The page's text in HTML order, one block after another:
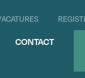
CONTACT